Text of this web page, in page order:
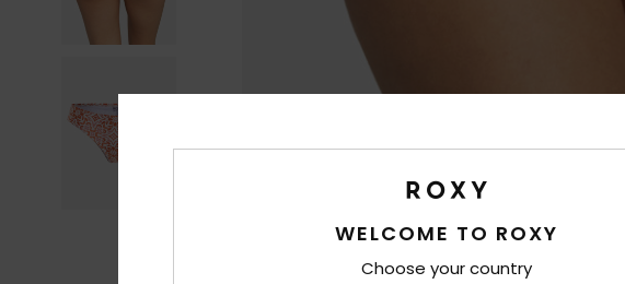
WELCOME TO ROXY
Choose your country